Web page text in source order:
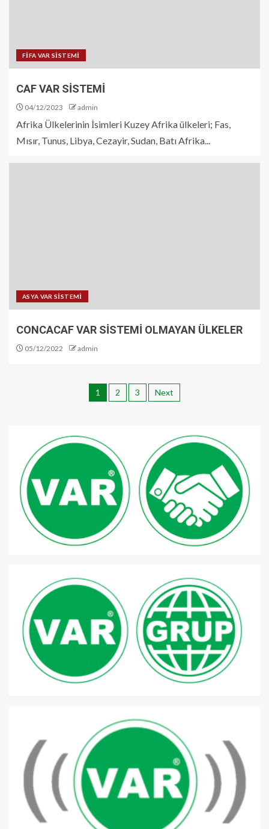
FİFA VAR SİSTEMİ
CAF VAR SİSTEMİ
04/12/2023 admin
Afrika Ülkelerinin İsimleri Kuzey Afrika ülkeleri; Fas,
Mısır, Tunus, Libya, Cezayir, Sudan, Batı Afrika...
ASYA VAR SİSTEMİ
CONCACAF VAR SİSTEMİ OLMAYAN ÜLKELER
05/12/2022 admin
1 2 3 Next